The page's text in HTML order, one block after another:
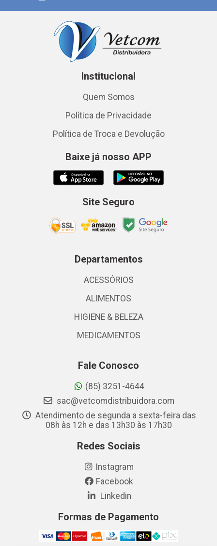
Institucional
Quem Somos
Política de Privacidade
Política de Troca e Devolução
Baixe já nosso APP
Site Seguro
Departamentos
ACESSÓRIOS
ALIMENTOS
HIGIENE & BELEZA
MEDICAMENTOS
Fale Conosco
(85) 3251-4644
sac@vetcomdistribuidora.com
Atendimento de segunda a sexta-feira das
08h às 12h e das 13h30 às 17h30
Redes Sociais
Instagram
Facebook
Linkedin
Formas de Pagamento